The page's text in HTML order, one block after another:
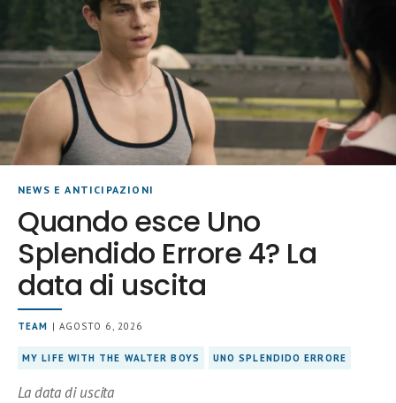
NEWS E ANTICIPAZIONI
Quando esce Uno
Splendido Errore 4? La
data di uscita
TEAM | AGOSTO 6, 2026
MY LIFE WITH THE WALTER BOYS UNO SPLENDIDO ERRORE
La data di uscita